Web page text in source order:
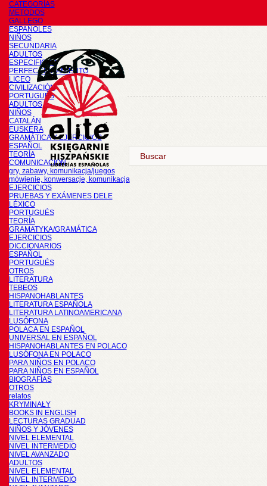
CATEGORÍAS
METODOS
GALLEGO
ESPAÑOLES
NIÑOS
SECUNDARIA
ADULTOS
ESPECIFICOS
PERFECCIONAMIENTO
LICEO
CIVILIZACIÓN
PORTUGUÉS
ADULTOS
NIÑOS
CATALÁN
EUSKERA
GRAMÁTICA Y EJERCICIOS
ESPAÑOL
TEORÍA
COMUNICACIÓN
gry, zabawy, komunikacja/juegos
mówienie, konwersacje, komunikacja
EJERCICIOS
PRUEBAS Y EXÁMENES DELE
LÉXICO
PORTUGUÉS
TEORÍA
GRAMATYKA/GRAMÁTICA
EJERCICIOS
DICCIONARIOS
ESPAÑOL
PORTUGUÉS
OTROS
LITERATURA
TEBEOS
HISPANOHABLANTES
LITERATURA ESPAÑOLA
LITERATURA LATINOAMERICANA
LUSÓFONA
POLACA EN ESPAÑOL
UNIVERSAL EN ESPAÑOL
HISPANOHABLANTES EN POLACO
LUSÓFONA EN POLACO
PARA NIÑOS EN POLACO
PARA NIÑOS EN ESPAÑOL
BIOGRAFÍAS
OTROS
relatos
KRYMINAŁY
BOOKS IN ENGLISH
LECTURAS GRADUAD
NIÑOS Y JÓVENES
NIVEL ELEMENTAL
NIVEL INTERMEDIO
NIVEL AVANZADO
ADULTOS
NIVEL ELEMENTAL
NIVEL INTERMEDIO